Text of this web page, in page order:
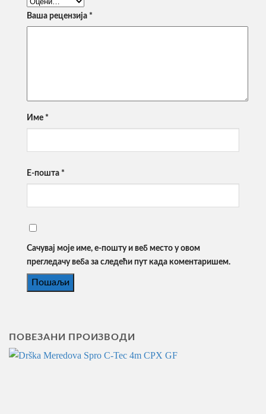
Ваша рецензија *
Име *
Е-пошта *
Сачувај моје име, е-пошту и веб место у овом
прегледачу веба за следећи пут када коментаришем.
ПОВЕЗАНИ ПРОИЗВОДИ